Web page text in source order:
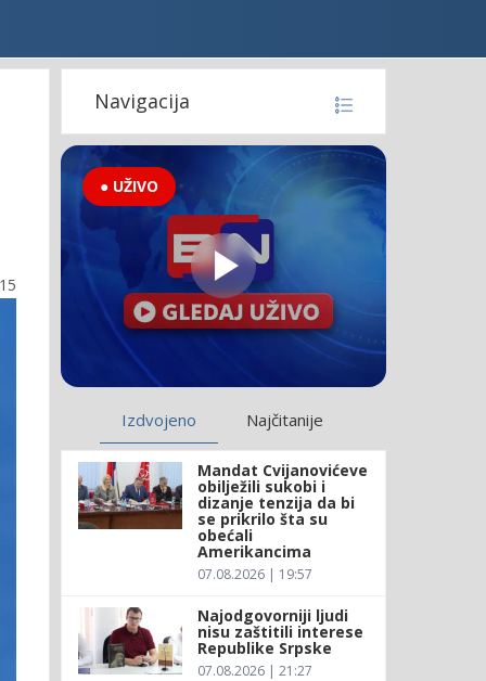
Navigacija
● UŽIVO
Izdvojeno Najčitanije
Mandat Cvijanovićeve
obilježili sukobi i
dizanje tenzija da bi
se prikrilo šta su
obećali
Amerikancima
07.08.2026 | 19:57
Najodgovorniji ljudi
nisu zaštitili interese
Republike Srpske
07.08.2026 | 21:27